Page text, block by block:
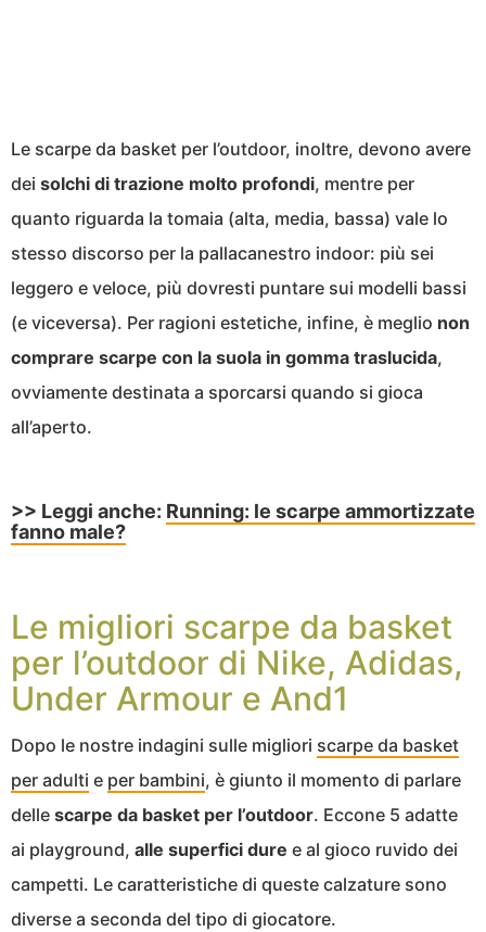
Le scarpe da basket per l’outdoor, inoltre, devono avere
dei solchi di trazione molto profondi, mentre per
quanto riguarda la tomaia (alta, media, bassa) vale lo
stesso discorso per la pallacanestro indoor: più sei
leggero e veloce, più dovresti puntare sui modelli bassi
(e viceversa). Per ragioni estetiche, infine, è meglio non
comprare scarpe con la suola in gomma traslucida,
ovviamente destinata a sporcarsi quando si gioca
all’aperto.
>> Leggi anche: Running: le scarpe ammortizzate
fanno male?
Le migliori scarpe da basket
per l’outdoor di Nike, Adidas,
Under Armour e And1
Dopo le nostre indagini sulle migliori scarpe da basket
per adulti e per bambini, è giunto il momento di parlare
delle scarpe da basket per l’outdoor. Eccone 5 adatte
ai playground, alle superfici dure e al gioco ruvido dei
campetti. Le caratteristiche di queste calzature sono
diverse a seconda del tipo di giocatore.